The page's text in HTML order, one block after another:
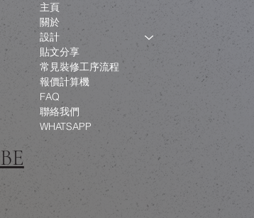
主頁
關於
設計
貼文分享
常見裝修工序流程
報價計算機
FAQ
聯絡我們
WHATSAPP